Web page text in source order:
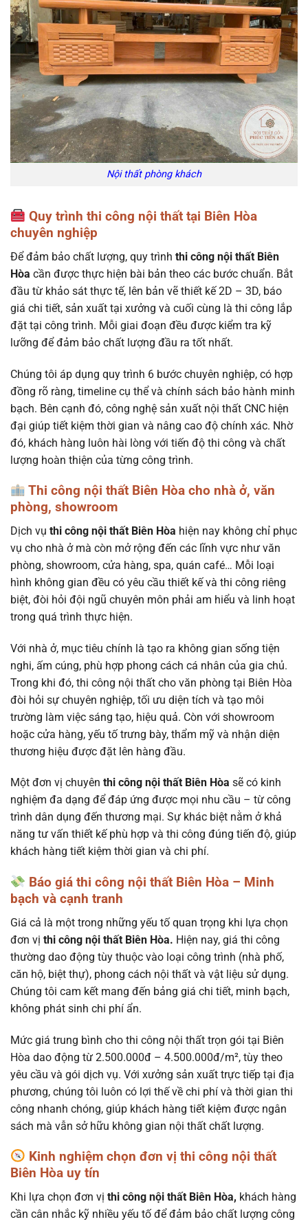
Nội thất phòng khách
Quy trình thi công nội thất tại Biên Hòa
chuyên nghiệp
Để đảm bảo chất lượng, quy trình thi công nội thất Biên
Hòa cần được thực hiện bài bản theo các bước chuẩn. Bắt
đầu từ khảo sát thực tế, lên bản vẽ thiết kế 2D – 3D, báo
giá chi tiết, sản xuất tại xưởng và cuối cùng là thi công lắp
đặt tại công trình. Mỗi giai đoạn đều được kiểm tra kỹ
lưỡng để đảm bảo chất lượng đầu ra tốt nhất.
Chúng tôi áp dụng quy trình 6 bước chuyên nghiệp, có hợp
đồng rõ ràng, timeline cụ thể và chính sách bảo hành minh
bạch. Bên cạnh đó, công nghệ sản xuất nội thất CNC hiện
đại giúp tiết kiệm thời gian và nâng cao độ chính xác. Nhờ
đó, khách hàng luôn hài lòng với tiến độ thi công và chất
lượng hoàn thiện của từng công trình.
Thi công nội thất Biên Hòa cho nhà ở, văn
phòng, showroom
Dịch vụ thi công nội thất Biên Hòa hiện nay không chỉ phục
vụ cho nhà ở mà còn mở rộng đến các lĩnh vực như văn
phòng, showroom, cửa hàng, spa, quán café… Mỗi loại
hình không gian đều có yêu cầu thiết kế và thi công riêng
biệt, đòi hỏi đội ngũ chuyên môn phải am hiểu và linh hoạt
trong quá trình thực hiện.
Với nhà ở, mục tiêu chính là tạo ra không gian sống tiện
nghi, ấm cúng, phù hợp phong cách cá nhân của gia chủ.
Trong khi đó, thi công nội thất cho văn phòng tại Biên Hòa
đòi hỏi sự chuyên nghiệp, tối ưu diện tích và tạo môi
trường làm việc sáng tạo, hiệu quả. Còn với showroom
hoặc cửa hàng, yếu tố trưng bày, thẩm mỹ và nhận diện
thương hiệu được đặt lên hàng đầu.
Một đơn vị chuyên thi công nội thất Biên Hòa sẽ có kinh
nghiệm đa dạng để đáp ứng được mọi nhu cầu – từ công
trình dân dụng đến thương mại. Sự khác biệt nằm ở khả
năng tư vấn thiết kế phù hợp và thi công đúng tiến độ, giúp
khách hàng tiết kiệm thời gian và chi phí.
Báo giá thi công nội thất Biên Hòa – Minh
bạch và cạnh tranh
Giá cả là một trong những yếu tố quan trọng khi lựa chọn
đơn vị thi công nội thất Biên Hòa. Hiện nay, giá thi công
thường dao động tùy thuộc vào loại công trình (nhà phố,
căn hộ, biệt thự), phong cách nội thất và vật liệu sử dụng.
Chúng tôi cam kết mang đến bảng giá chi tiết, minh bạch,
không phát sinh chi phí ẩn.
Mức giá trung bình cho thi công nội thất trọn gói tại Biên
Hòa dao động từ 2.500.000đ – 4.500.000đ/m², tùy theo
yêu cầu và gói dịch vụ. Với xưởng sản xuất trực tiếp tại địa
phương, chúng tôi luôn có lợi thế về chi phí và thời gian thi
công nhanh chóng, giúp khách hàng tiết kiệm được ngân
sách mà vẫn sở hữu không gian nội thất chất lượng.
Kinh nghiệm chọn đơn vị thi công nội thất
Biên Hòa uy tín
Khi lựa chọn đơn vị thi công nội thất Biên Hòa, khách hàng
cần cân nhắc kỹ nhiều yếu tố để đảm bảo chất lượng công